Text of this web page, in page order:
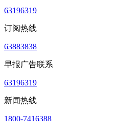
63196319
订阅热线
63883838
早报广告联系
63196319
新闻热线
1800-7416388